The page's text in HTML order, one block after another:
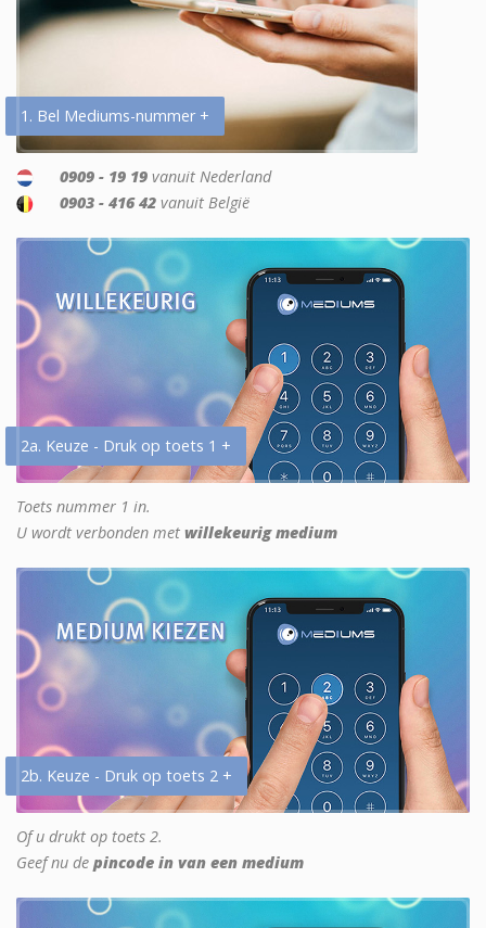
1. Bel Mediums-nummer +
0909 - 19 19 vanuit Nederland
0903 - 416 42 vanuit België
2a. Keuze - Druk op toets 1 +
Toets nummer 1 in.
U wordt verbonden met willekeurig medium
2b. Keuze - Druk op toets 2 +
Of u drukt op toets 2.
Geef nu de pincode in van een medium